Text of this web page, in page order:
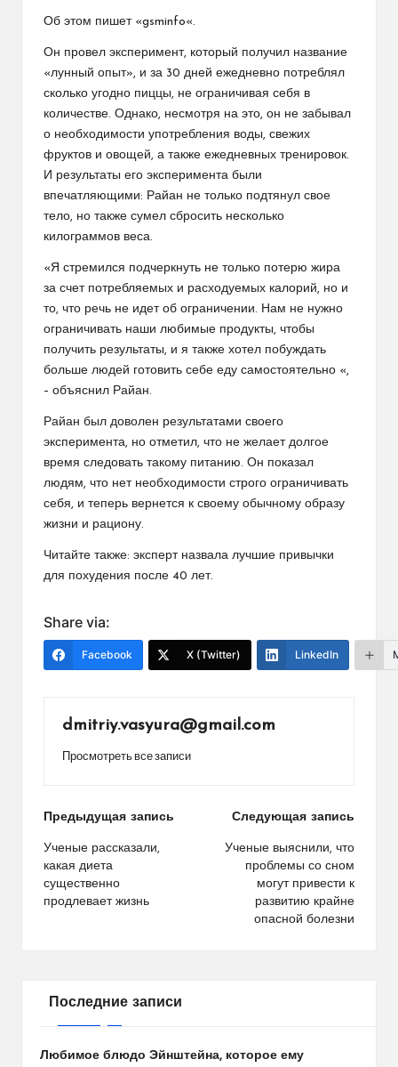
Об этом пишет «gsminfo«.
Он провел эксперимент, который получил название
«лунный опыт», и за 30 дней ежедневно потреблял
сколько угодно пиццы, не ограничивая себя в
количестве. Однако, несмотря на это, он не забывал
о необходимости употребления воды, свежих
фруктов и овощей, а также ежедневных тренировок.
И результаты его эксперимента были
впечатляющими: Райан не только подтянул свое
тело, но также сумел сбросить несколько
килограммов веса.
«Я стремился подчеркнуть не только потерю жира
за счет потребляемых и расходуемых калорий, но и
то, что речь не идет об ограничении. Нам не нужно
ограничивать наши любимые продукты, чтобы
получить результаты, и я также хотел побуждать
больше людей готовить себе еду самостоятельно «,
– объяснил Райан.
Райан был доволен результатами своего
эксперимента, но отметил, что не желает долгое
время следовать такому питанию. Он показал
людям, что нет необходимости строго ограничивать
себя, и теперь вернется к своему обычному образу
жизни и рациону.
Читайте также: эксперт назвала лучшие привычки
для похудения после 40 лет.
Share via:
Facebook X (Twitter) LinkedIn
dmitriy.vasyura@gmail.com
Просмотреть все записи
Навигация
по
записям
Предыдущая запись
Ученые рассказали,
какая диета
существенно
продлевает жизнь
Следующая запись
Ученые выяснили, что
проблемы со сном
могут привести к
развитию крайне
опасной болезни
Последние записи
Любимое блюдо Эйнштейна, которое ему